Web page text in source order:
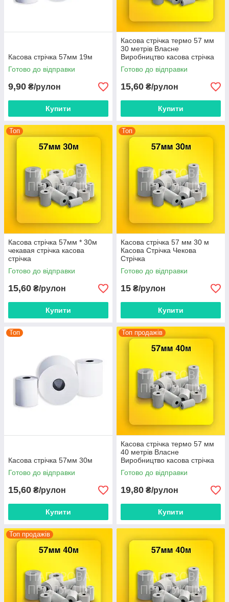
Касова стрічка 57мм 19м
Готово до відправки
9,90 ₴/рулон
Купити
Касова стрічка термо 57 мм
30 метрів Власне
Виробництво касова стрічка
чекова стрічка
Готово до відправки
15,60 ₴/рулон
Купити
Топ
Касова стрічка 57мм * 30м
чекавая стрічка касова
стрічка
Готово до відправки
15,60 ₴/рулон
Купити
Топ
Касова стрічка 57 мм 30 м
Касова Стрічка Чекова
Стрічка
Готово до відправки
15 ₴/рулон
Купити
Топ
Касова стрічка 57мм 30м
Готово до відправки
15,60 ₴/рулон
Купити
Топ продажів
Касова стрічка термо 57 мм
40 метрів Власне
Виробництво касова стрічка
чекавая стрічка
Готово до відправки
19,80 ₴/рулон
Купити
Топ продажів